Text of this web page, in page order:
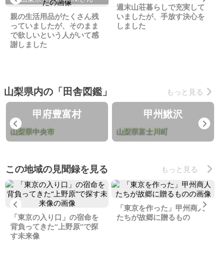
親の生活用品がたくさん残
っていましたが、そのまま
で欲しいという人がいて感
謝しました
週末山荘暮らしで充実して
いましたが、手放す決心を
しました
山梨県内の「田舎図鑑」 もっと見る
甲府豊富村
山梨県中央市
甲州鰍沢
山梨県富士川町
この地域の見聞録を見る もっと見る
Previous
「東京の入り口」の宿命を
背負ってきた“上野原”で探
す未来像
「東京を作った」甲州商人
たちが故郷に贈るもの